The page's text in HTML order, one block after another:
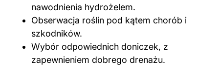
nawodnienia hydrożelem.
Obserwacja roślin pod kątem chorób i
szkodników.
Wybór odpowiednich doniczek, z
zapewnieniem dobrego drenażu.